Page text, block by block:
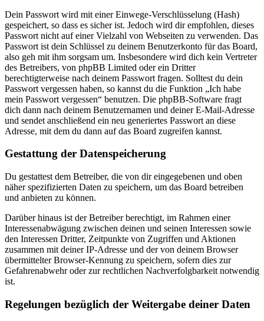
Dein Passwort wird mit einer Einwege-Verschlüsselung (Hash)
gespeichert, so dass es sicher ist. Jedoch wird dir empfohlen, dieses
Passwort nicht auf einer Vielzahl von Webseiten zu verwenden. Das
Passwort ist dein Schlüssel zu deinem Benutzerkonto für das Board,
also geh mit ihm sorgsam um. Insbesondere wird dich kein Vertreter
des Betreibers, von phpBB Limited oder ein Dritter
berechtigterweise nach deinem Passwort fragen. Solltest du dein
Passwort vergessen haben, so kannst du die Funktion „Ich habe
mein Passwort vergessen“ benutzen. Die phpBB-Software fragt
dich dann nach deinem Benutzernamen und deiner E-Mail-Adresse
und sendet anschließend ein neu generiertes Passwort an diese
Adresse, mit dem du dann auf das Board zugreifen kannst.
Gestattung der Datenspeicherung
Du gestattest dem Betreiber, die von dir eingegebenen und oben
näher spezifizierten Daten zu speichern, um das Board betreiben
und anbieten zu können.
Darüber hinaus ist der Betreiber berechtigt, im Rahmen einer
Interessenabwägung zwischen deinen und seinen Interessen sowie
den Interessen Dritter, Zeitpunkte von Zugriffen und Aktionen
zusammen mit deiner IP-Adresse und der von deinem Browser
übermittelter Browser-Kennung zu speichern, sofern dies zur
Gefahrenabwehr oder zur rechtlichen Nachverfolgbarkeit notwendig
ist.
Regelungen bezüglich der Weitergabe deiner Daten